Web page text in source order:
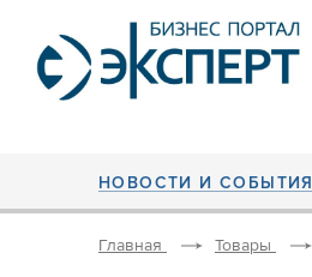
НОВОСТИ И СОБЫТИЯ
Главная Товары